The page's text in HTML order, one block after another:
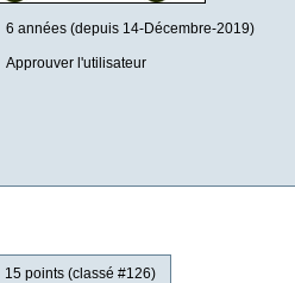
6 années (depuis 14-Décembre-2019)
Approuver l'utilisateur
15 points (classé #126)